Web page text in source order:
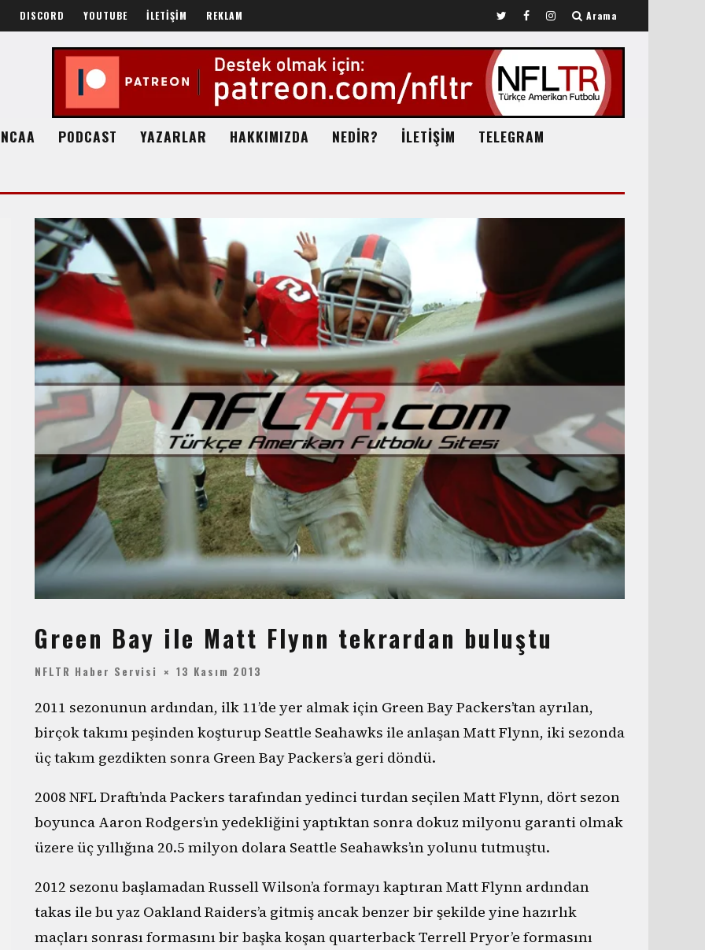
DISCORD YOUTUBE İLETİŞİM REKLAM Arama
NCAA PODCAST YAZARLAR HAKKIMIZDA NEDİR? İLETİŞİM
TELEGRAM
Green Bay ile Matt Flynn tekrardan buluştu
NFLTR Haber Servisi 13 Kasım 2013
2011 sezonunun ardından, ilk 11’de yer almak için Green Bay Packers’tan ayrılan,
birçok takımı peşinden koşturup Seattle Seahawks ile anlaşan Matt Flynn, iki sezonda
üç takım gezdikten sonra Green Bay Packers’a geri döndü.
2008 NFL Draftı’nda Packers tarafından yedinci turdan seçilen Matt Flynn, dört sezon
boyunca Aaron Rodgers’ın yedekliğini yaptıktan sonra dokuz milyonu garanti olmak
üzere üç yıllığına 20.5 milyon dolara Seattle Seahawks’ın yolunu tutmuştu.
2012 sezonu başlamadan Russell Wilson’a formayı kaptıran Matt Flynn ardından
takas ile bu yaz Oakland Raiders’a gitmiş ancak benzer bir şekilde yine hazırlık
maçları sonrası formasını bir başka koşan quarterback Terrell Pryor’e formasını